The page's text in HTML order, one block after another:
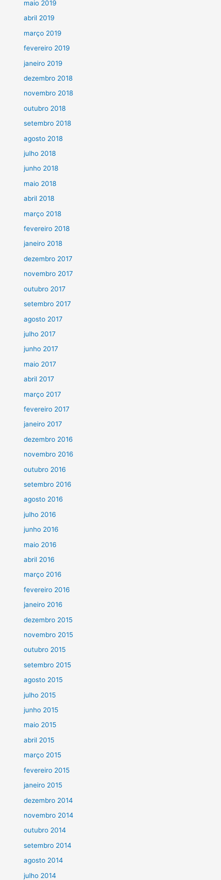
maio 2019
abril 2019
março 2019
fevereiro 2019
janeiro 2019
dezembro 2018
novembro 2018
outubro 2018
setembro 2018
agosto 2018
julho 2018
junho 2018
maio 2018
abril 2018
março 2018
fevereiro 2018
janeiro 2018
dezembro 2017
novembro 2017
outubro 2017
setembro 2017
agosto 2017
julho 2017
junho 2017
maio 2017
abril 2017
março 2017
fevereiro 2017
janeiro 2017
dezembro 2016
novembro 2016
outubro 2016
setembro 2016
agosto 2016
julho 2016
junho 2016
maio 2016
abril 2016
março 2016
fevereiro 2016
janeiro 2016
dezembro 2015
novembro 2015
outubro 2015
setembro 2015
agosto 2015
julho 2015
junho 2015
maio 2015
abril 2015
março 2015
fevereiro 2015
janeiro 2015
dezembro 2014
novembro 2014
outubro 2014
setembro 2014
agosto 2014
julho 2014